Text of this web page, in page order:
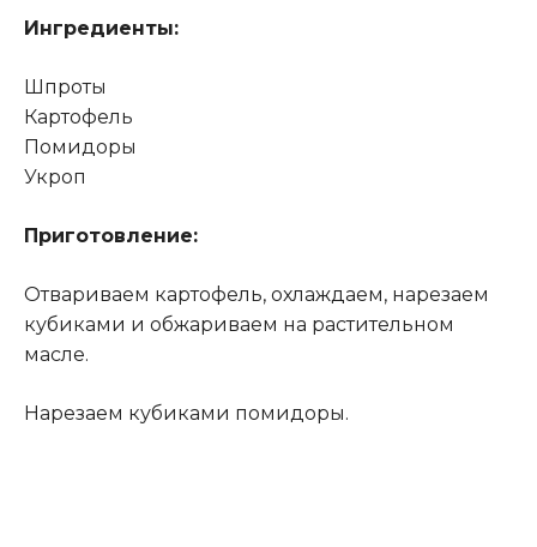
Ингредиенты:
Шпроты
Картофель
Помидоры
Укроп
Приготовление:
Отвариваем картофель, охлаждаем, нарезаем
кубиками и обжариваем на растительном
масле.
Нарезаем кубиками помидоры.